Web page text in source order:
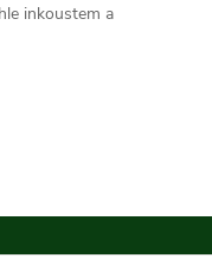
inkoustem a